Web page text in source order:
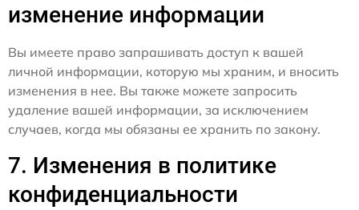
изменение информации
Вы имеете право запрашивать доступ к вашей
личной информации, которую мы храним, и вносить
изменения в нее. Вы также можете запросить
удаление вашей информации, за исключением
случаев, когда мы обязаны ее хранить по закону.
7. Изменения в политике
конфиденциальности